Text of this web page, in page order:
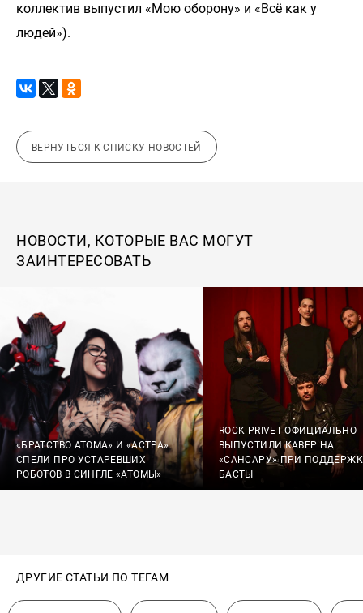
коллектив выпустил «Мою оборону» и «Всё как у
людей»).
ВЕРНУТЬСЯ К СПИСКУ НОВОСТЕЙ
НОВОСТИ, КОТОРЫЕ ВАС МОГУТ
ЗАИНТЕРЕСОВАТЬ
«БРАТСТВО АТОМА» И «АСТРА»
СПЕЛИ ПРО УСТАРЕВШИХ
РОБОТОВ В СИНГЛЕ «АТОМЫ»
ROCK PRIVET ОФИЦИАЛЬНО
ВЫПУСТИЛИ КАВЕР НА
«САНСАРУ» ПРИ
БАСТЫ
ДРУГИЕ СТАТЬИ ПО ТЕГАМ